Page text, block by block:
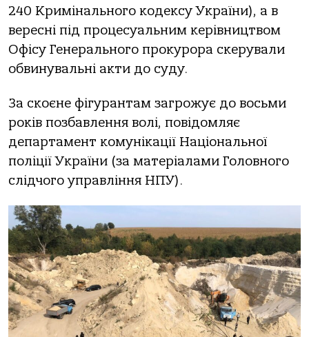
240 Кримінального кодексу України), а в
вересні під процесуальним керівництвом
Офісу Генерального прокурора скерували
обвинувальні акти до суду.
За скоєне фігурантам загрожує до восьми
років позбавлення волі, повідомляє
департамент комунікації Національної
поліції України (за матеріалами Головного
слідчого управління НПУ).